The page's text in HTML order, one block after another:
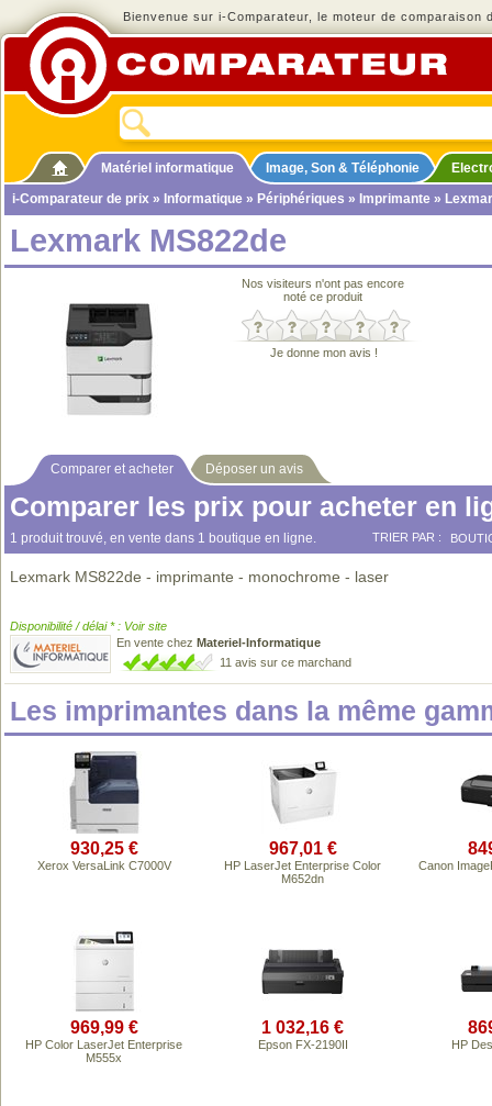
Bienvenue sur i-Comparateur, le moteur de comparaison
Matériel informatique Image, Son & Téléphonie
i-Comparateur de prix » Informatique » Périphériques » Imprimante »
Lexmark MS822de
Nos visiteurs n'ont pas encore
noté ce produit
Je donne mon avis !
Comparer et acheter Déposer un avis
Comparer les prix pour acheter en
1 produit trouvé, en vente dans 1 boutique en ligne. TRIER PAR :
Lexmark MS822de - imprimante - monochrome - laser
Disponibilité / délai * : Voir site
En vente chez Materiel-Informatique
11 avis sur ce marchand
Les imprimantes dans la même
930,25 €
Xerox VersaLink C7000V
967,01 €
HP LaserJet Enterprise Color
M652dn
Canon
969,99 €
HP Color LaserJet Enterprise
M555x
1 032,16 €
Epson FX-2190II HP